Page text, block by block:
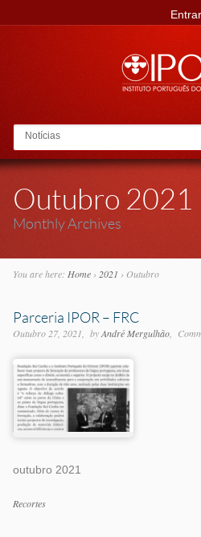
Go to:
Entrar
Outubro 2021
Monthly Archives
You are here: Home› 2021 › Outubro
Parceria IPOR – FRC
Outubro 27, 2021 byAndré Mergulhão
outubro 2021
Categorias
Recortes